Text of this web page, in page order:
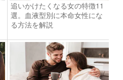
追いかけたくなる女の特徴11
選。血液型別に本命女性にな
る方法を解説